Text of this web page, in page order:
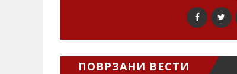
ПОВРЗАНИ ВЕСТИ